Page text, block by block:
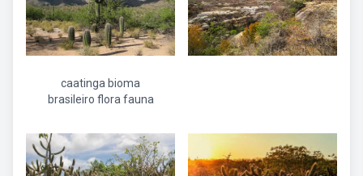
caatinga bioma
brasileiro flora fauna